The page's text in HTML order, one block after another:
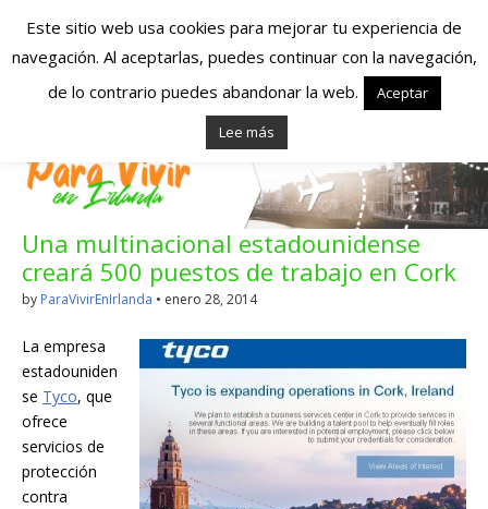
Españoles en
Irlanda – Vivir en
Irlanda – Trabajo
en Irlanda –
Alojamiento en
Irlanda
Blog dedicado a los que viven, estudian y trabajan en
Irlanda!
Una multinacional estadounidense
creará 500 puestos de trabajo en Cork
by ParaVivirEnIrlanda • enero 28, 2014
La empresa
estadouniden
se Tyco, que
ofrece
servicios de
protección
contra
Este sitio web usa cookies para mejorar tu experiencia de
navegación. Al aceptarlas, puedes continuar con la navegación,
de lo contrario puedes abandonar la web.
Aceptar
Lee más